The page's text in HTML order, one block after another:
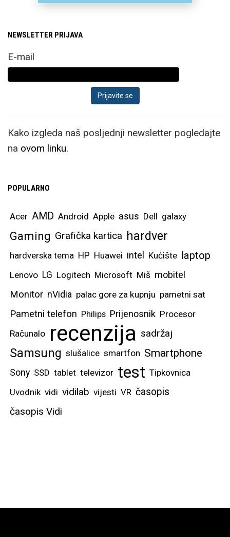
NEWSLETTER PRIJAVA
E-mail
Kako izgleda naš posljednji newsletter pogledajte
na ovom linku.
POPULARNO
Acer AMD Android Apple asus Dell galaxy
Gaming Grafička kartica hardver
hardverska tema HP Huawei intel Kućište laptop
Lenovo LG Logitech Microsoft Miš mobitel
Monitor nVidia palac gore za kupnju pametni sat
Pametni telefon Philips Prijenosnik Procesor
Računalo recenzija sadržaj
Samsung slušalice smartfon Smartphone
Sony SSD tablet televizor test Tipkovnica
Uvodnik vidi vidilab vijesti VR časopis
časopis Vidi